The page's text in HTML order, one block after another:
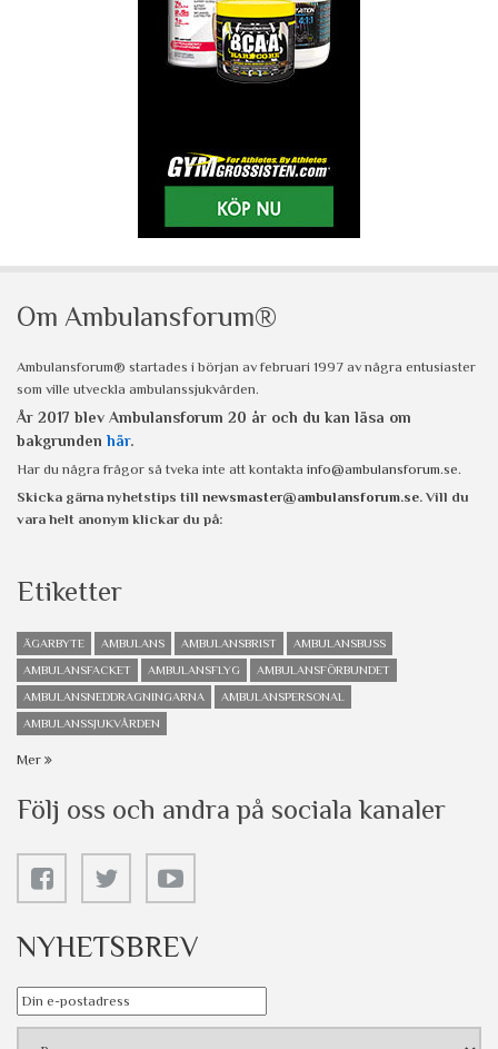
Om Ambulansforum®
Ambulansforum® startades i början av februari 1997 av några entusiaster
som ville utveckla ambulanssjukvården.
År 2017 blev Ambulansforum 20 år och du kan läsa om
bakgrunden här.
Har du några frågor så tveka inte att kontakta info@ambulansforum.se.
Skicka gärna nyhetstips till newsmaster@ambulansforum.se. Vill du
vara helt anonym klickar du på:
Etiketter
ÄGARBYTE AMBULANS AMBULANSBRIST
AMBULANSBUSS
AMBULANSFACKET
AMBULANSFLYG
AMBULANSFÖRBUNDET
AMBULANSNEDDRAGNINGARNA
AMBULANSPERSONAL
AMBULANSSJUKVÅRDEN
Mer
Följ oss och andra på sociala kanaler
NYHETSBREV